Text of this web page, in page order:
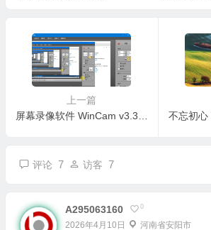
上一篇
评论 7 访客 7
A295063160 0
2026年4月10日 河南省安阳市